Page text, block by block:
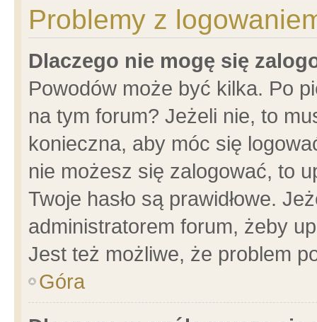
Problemy z
Dlaczego nie mogę się
Powodów może być kilka. Po
na tym forum? Jeżeli nie, to
konieczna, aby móc się
nie możesz się zalogować, to
Twoje hasło są prawidłowe.
administratorem forum, żeby
Jest też możliwe, że problem
Góra